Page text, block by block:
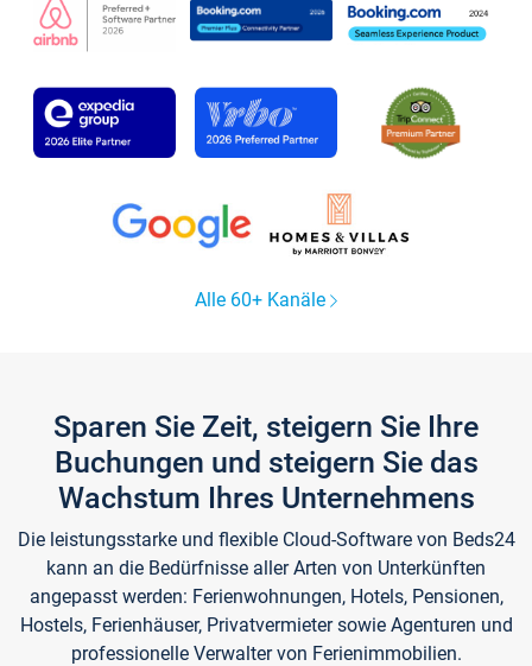
Alle 60+ Kanäle
Sparen Sie Zeit, steigern Sie Ihre
Buchungen und steigern Sie das
Wachstum Ihres Unternehmens
Die leistungsstarke und flexible Cloud-Software von Beds24
kann an die Bedürfnisse aller Arten von Unterkünften
angepasst werden: Ferienwohnungen, Hotels, Pensionen,
Hostels, Ferienhäuser, Privatvermieter sowie Agenturen und
professionelle Verwalter von Ferienimmobilien.